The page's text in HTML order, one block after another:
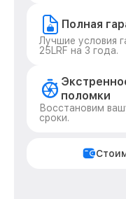
Полная
Лучшие условия
25LRF на 3 года.
поломки
Восстановим
сроки.